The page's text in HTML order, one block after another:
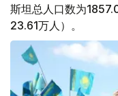
斯坦总人口数为
23.61万人）。